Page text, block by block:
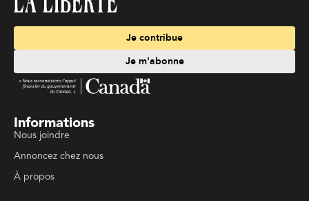
Je contribue
Je m'abonne
Informations
Nous joindre
Annoncez chez nous
À propos